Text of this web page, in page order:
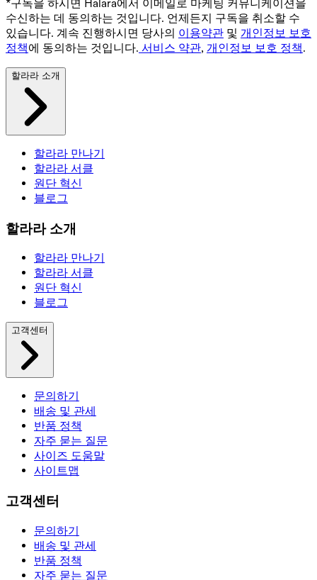
*구독을 하시면 Halara에서 이메일로 마케팅 커뮤니케이션을
수신하는 데 동의하는 것입니다. 언제든지 구독을 취소할 수
있습니다. 계속 진행하시면 당사의 이용약관 및 개인정보 보호
정책에 동의하는 것입니다. 서비스 약관, 개인정보 보호 정책.
할라라 소개
할라라 만나기
할라라 서클
원단 혁신
블로그
할라라 소개
할라라 만나기
할라라 서클
원단 혁신
블로그
고객센터
문의하기
배송 및 관세
반품 정책
자주 묻는 질문
사이즈 도움말
사이트맵
고객센터
문의하기
배송 및 관세
반품 정책
자주 묻는 질문